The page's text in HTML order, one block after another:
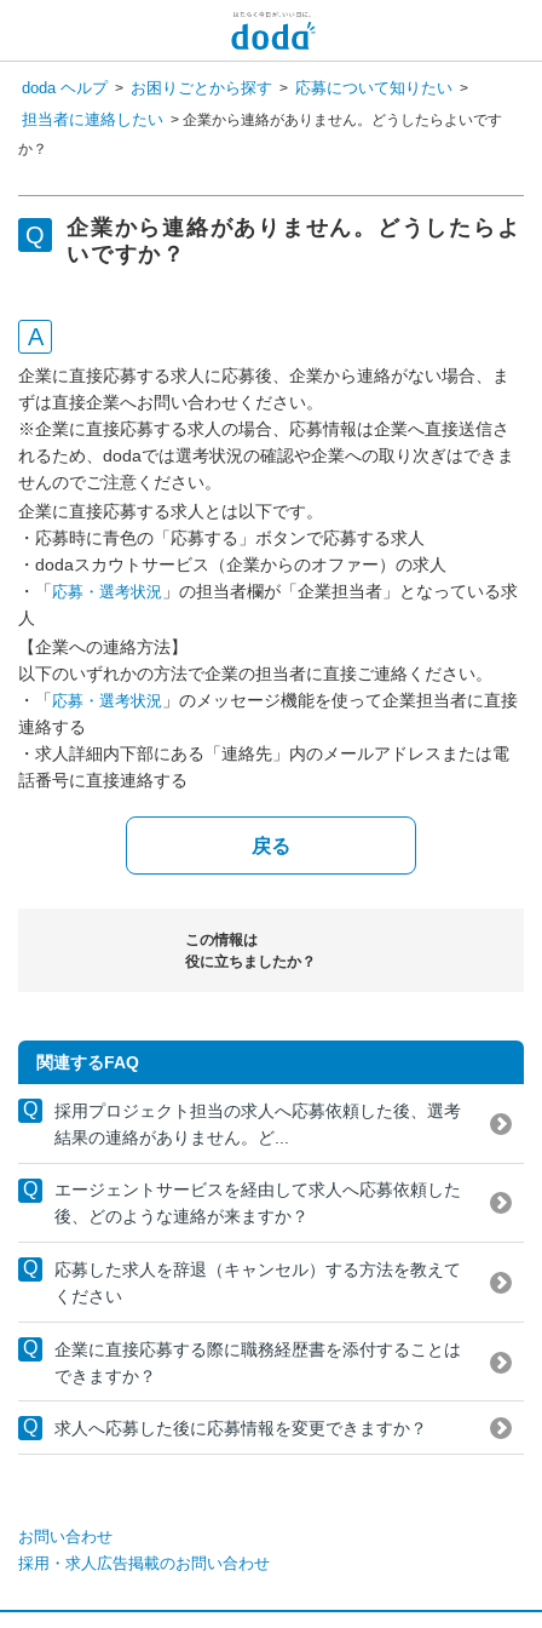
doda ヘルプ > お困りごとから探す > 応募について知りたい >
担当者に連絡したい > 企業から連絡がありません。どうしたらよいです
か？
企業から連絡がありません。どうしたらよ
いですか？
企業に直接応募する求人に応募後、企業から連絡がない場合、ま
ずは直接企業へお問い合わせください。
※企業に直接応募する求人の場合、応募情報は企業へ直接送信さ
れるため、dodaでは選考状況の確認や企業への取り次ぎはできま
せんのでご注意ください。
企業に直接応募する求人とは以下です。
・応募時に青色の「応募する」ボタンで応募する求人
・dodaスカウトサービス（企業からのオファー）の求人
・「 応募・選考状況 」の担当者欄が「企業担当者」となっている求
人
【企業への連絡方法】
以下のいずれかの方法で企業の担当者に直接ご連絡ください。
・「 応募・選考状況 」のメッセージ機能を使って企業担当者に直接
連絡する
・求人詳細内下部にある「連絡先」内のメールアドレスまたは電
話番号に直接連絡する
戻る
この情報は
役に立ちましたか？
関連するFAQ
採用プロジェクト担当の求人へ応募依頼した後、選考
結果の連絡がありません。ど...
エージェントサービスを経由して求人へ応募依頼した
後、どのような連絡が来ますか？
応募した求人を辞退（キャンセル）する方法を教えて
ください
企業に直接応募する際に職務経歴書を添付することは
できますか？
求人へ応募した後に応募情報を変更できますか？
お問い合わせ
採用・求人広告掲載のお問い合わせ